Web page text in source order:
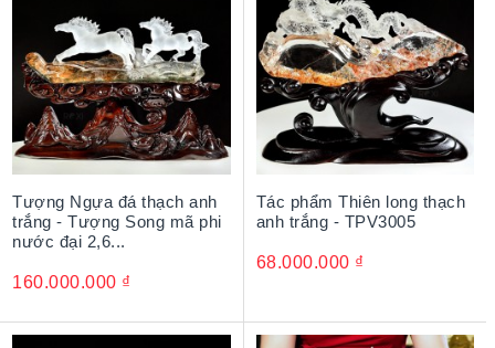
Tượng Ngựa đá thạch anh
trắng - Tượng Song mã phi
nước đại 2,6...
160.000.000 ₫
Tác phẩm Thiên long thạch
anh trắng - TPV3005
68.000.000 ₫